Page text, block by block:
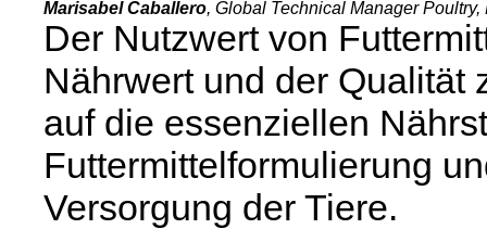
Marisabel Caballero, Global Technical Manager Poultry,
Der Nutzwert von
Nährwert und der Qualität
auf die essenziellen
Futtermittelformulierung
Versorgung der Tiere.